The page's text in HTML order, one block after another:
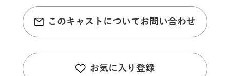
このキャストについてお問い合わせ
お気に入り登録